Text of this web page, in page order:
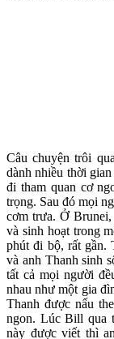
Câu chuyện trôi
dành nhiều thời
đi tham quan cơ
trọng. Sau đó mọi
cơm trưa. Ở
và sinh hoạt trong
phút đi bộ, rất gần.
và anh Thanh sinh
tất cả mọi người
nhau như một gia
Thanh được nấu
ngon. Lúc Bill qua
này được viết thì